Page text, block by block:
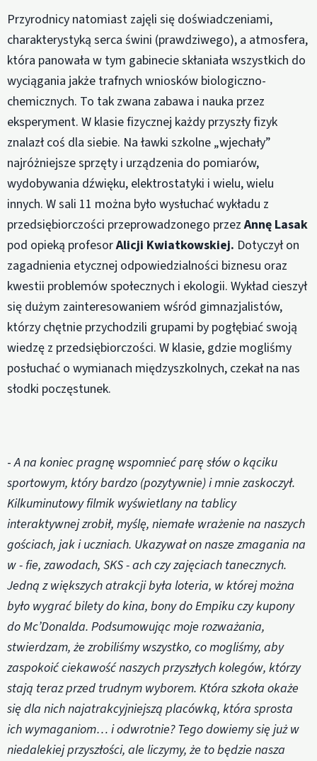
Przyrodnicy natomiast zajęli się doświadczeniami,
charakterystyką serca świni (prawdziwego), a atmosfera,
która panowała w tym gabinecie skłaniała wszystkich do
wyciągania jakże trafnych wniosków biologiczno-
chemicznych. To tak zwana zabawa i nauka przez
eksperyment. W klasie fizycznej każdy przyszły fizyk
znalazł coś dla siebie. Na ławki szkolne „wjechały”
najróżniejsze sprzęty i urządzenia do pomiarów,
wydobywania dźwięku, elektrostatyki i wielu, wielu
innych. W sali 11 można było wysłuchać wykładu z
przedsiębiorczości przeprowadzonego przezAnnę Lasak
pod opieką profesorAlicji Kwiatkowskiej. Dotyczył on
zagadnienia etycznej odpowiedzialności biznesu oraz
kwestii problemów społecznych i ekologii. Wykład cieszył
się dużym zainteresowaniem wśród gimnazjalistów,
którzy chętnie przychodzili grupami by pogłębiać swoją
wiedzę z przedsiębiorczości. W klasie, gdzie mogliśmy
posłuchać o wymianach międzyszkolnych, czekał na nas
słodki poczęstunek.
-A na koniec pragnę wspomnieć parę słów o kąciku
sportowym, który bardzo (pozytywnie) i mnie zaskoczył.
Kilkuminutowy filmik wyświetlany na tablicy
interaktywnej zrobił, myślę, niemałe wrażenie na naszych
gościach, jak i uczniach. Ukazywał on nasze zmagania na
w - fie, zawodach, SKS - ach czy zajęciach tanecznych.
Jedną z większych atrakcji była loteria, w której można
było wygrać bilety do kina, bony do Empiku czy kupony
do Mc’Donalda. Podsumowując moje rozważania,
stwierdzam, że zrobiliśmy wszystko, co mogliśmy, aby
zaspokoić ciekawość naszych przyszłych kolegów, którzy
stają teraz przed trudnym wyborem. Która szkoła okaże
się dla nich najatrakcyjniejszą placówką, która sprosta
ich wymaganiom… i odwrotnie? Tego dowiemy się już w
niedalekiej przyszłości, ale liczymy, że to będzie nasza